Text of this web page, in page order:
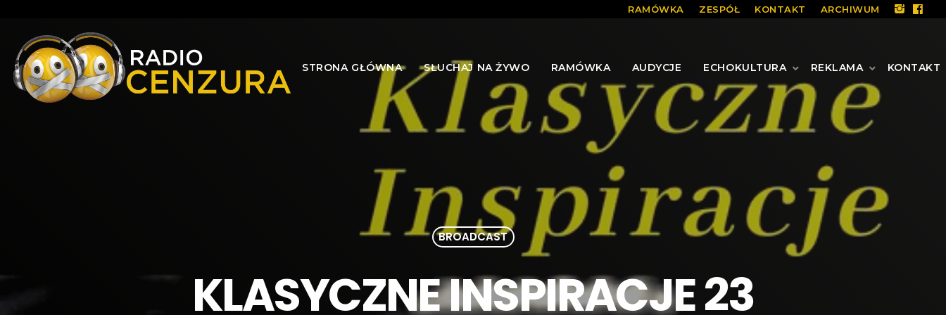
RAMÓWKA ZESPÓŁ KONTAKT ARCHIWUM
STRONA GŁÓWNA SŁUCHAJ NA ŻYWO RAMÓWKA AUDYCJE ECHOKULTURA REKLAMA KONTAKT
BROADCAST
KLASYCZNE INSPIRACJE 23